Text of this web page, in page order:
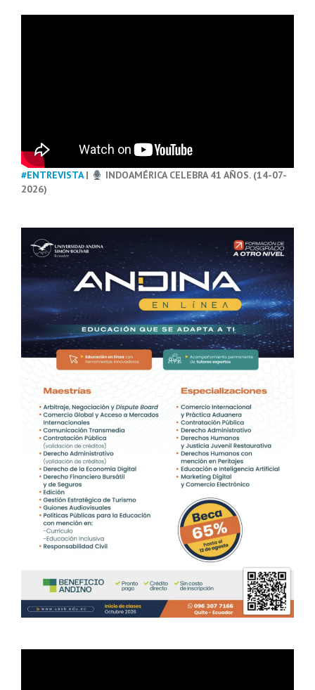
#ENTREVISTA|
INDOAMÉRICA CELEBRA 41 AÑOS. (14-07-
2026)